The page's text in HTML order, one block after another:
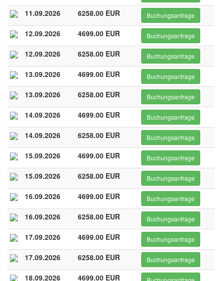
11.09.2026 6258.00 EUR Buchungsanfrage
12.09.2026 4699.00 EUR Buchungsanfrage
12.09.2026 6258.00 EUR Buchungsanfrage
13.09.2026 4699.00 EUR Buchungsanfrage
13.09.2026 6258.00 EUR Buchungsanfrage
14.09.2026 4699.00 EUR Buchungsanfrage
14.09.2026 6258.00 EUR Buchungsanfrage
15.09.2026 4699.00 EUR Buchungsanfrage
15.09.2026 6258.00 EUR Buchungsanfrage
16.09.2026 4699.00 EUR Buchungsanfrage
16.09.2026 6258.00 EUR Buchungsanfrage
17.09.2026 4699.00 EUR Buchungsanfrage
17.09.2026 6258.00 EUR Buchungsanfrage
18.09.2026 4699.00 EUR